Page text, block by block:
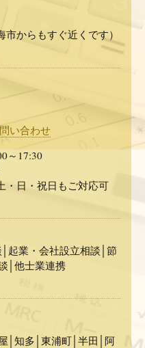
市からもすぐ近くです）
い合わせ
～17:30
・日・祝日もご対応可
起業・会社設立相談│節
│他士業連携
│知多│東浦町│半田│阿